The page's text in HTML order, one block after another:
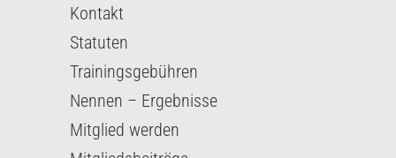
Kontakt
Statuten
Trainingsgebühren
Nennen – Ergebnisse
Mitglied werden